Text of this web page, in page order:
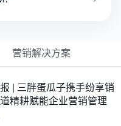
营销解决方案
| 三胖蛋瓜子携手纷享销
精耕赋能企业营销管理